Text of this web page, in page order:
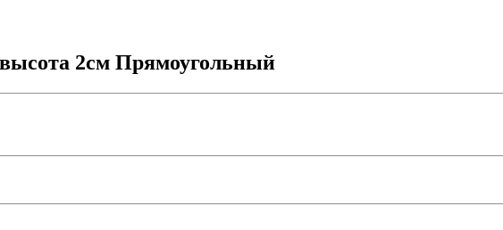
2см Прямоугольный